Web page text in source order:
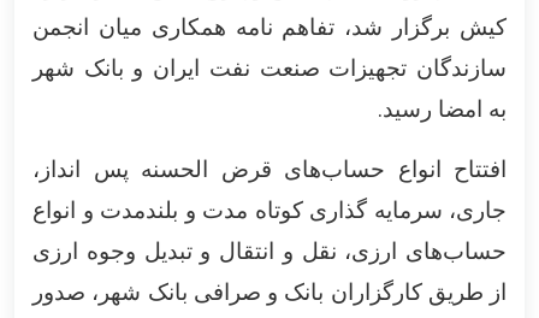
کیش برگزار شد، تفاهم نامه همکاری میان انجمن
سازندگان تجهیزات صنعت نفت ایران و بانک شهر
به امضا رسید.
افتتاح انواع حساب‌های قرض الحسنه پس انداز،
جاری، سرمایه گذاری کوتاه مدت و بلندمدت و انواع
حساب‌های ارزی، نقل و انتقال و تبدیل وجوه ارزی
از طریق کارگزاران بانک و صرافی بانک شهر، صدور